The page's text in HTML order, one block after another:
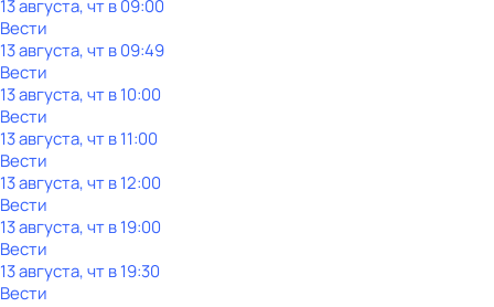
13 августа, чт в 09:00
Вести
13 августа, чт в 09:49
Вести
13 августа, чт в 10:00
Вести
13 августа, чт в 11:00
Вести
13 августа, чт в 12:00
Вести
13 августа, чт в 19:00
Вести
13 августа, чт в 19:30
Вести